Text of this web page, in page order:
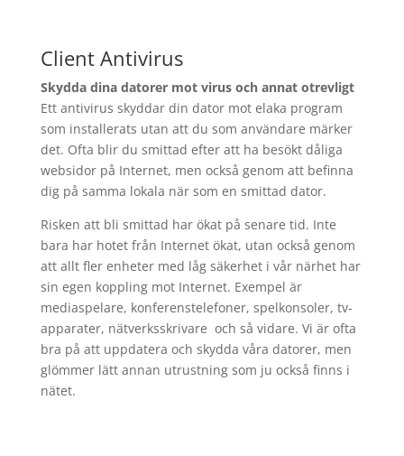
Client Antivirus
Skydda dina datorer mot virus och annat otrevligt
Ett antivirus skyddar din dator mot elaka program
som installerats utan att du som användare märker
det. Ofta blir du smittad efter att ha besökt dåliga
websidor på Internet, men också genom att befinna
dig på samma lokala när som en smittad dator.
Risken att bli smittad har ökat på senare tid. Inte
bara har hotet från Internet ökat, utan också genom
att allt fler enheter med låg säkerhet i vår närhet har
sin egen koppling mot Internet. Exempel är
mediaspelare, konferenstelefoner, spelkonsoler, tv-
apparater, nätverksskrivare och så vidare. Vi är ofta
bra på att uppdatera och skydda våra datorer, men
glömmer lätt annan utrustning som ju också finns i
nätet.